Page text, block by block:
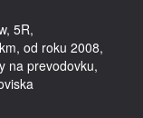
5R,
od roku 2008,
na prevodovku,